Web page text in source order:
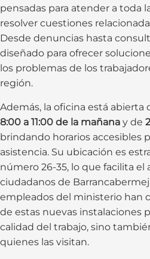
pensadas para atender a toda
resolver cuestiones
Desde denuncias hasta
diseñado para ofrecer
los problemas de los
región.
Además, la oficina está abierta
8:00 a 11:00 de la mañana y de
brindando horarios accesibles
asistencia. Su ubicación es
número 26-35, lo que facilita el
ciudadanos de
empleados del ministerio han
de estas nuevas instalaciones
calidad del trabajo, sino
quienes las visitan.